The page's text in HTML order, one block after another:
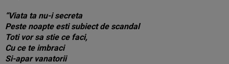
“Viata ta nu-i secreta
Peste noapte esti subiect de scandal
Toti vor sa stie ce faci,
Cu ce te imbraci
Si-apar vanatorii